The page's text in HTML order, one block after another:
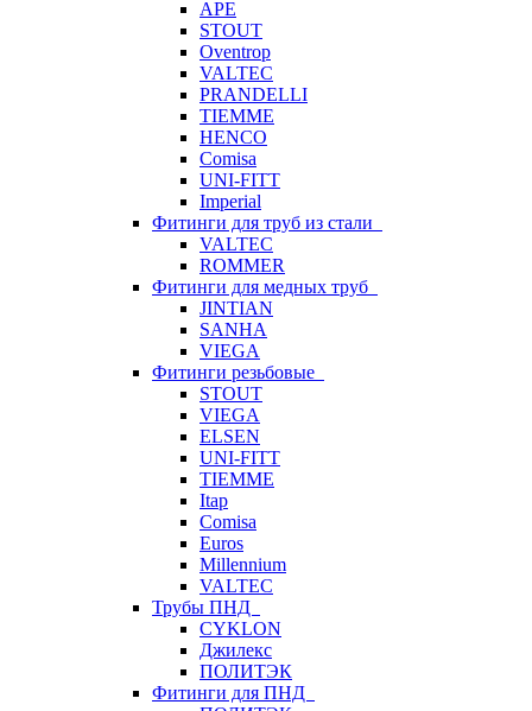
APE
STOUT
Oventrop
VALTEC
PRANDELLI
TIEMME
HENCO
Comisa
UNI-FITT
Imperial
Фитинги для труб из стали
VALTEC
ROMMER
Фитинги для медных труб
JINTIAN
SANHA
VIEGA
Фитинги резьбовые
STOUT
VIEGA
ELSEN
UNI-FITT
TIEMME
Itap
Comisa
Euros
Millennium
VALTEC
Трубы ПНД
CYKLON
Джилекс
ПОЛИТЭК
Фитинги для ПНД